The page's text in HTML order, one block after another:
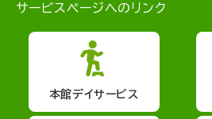
サービスページへのリンク
本館デイサービス